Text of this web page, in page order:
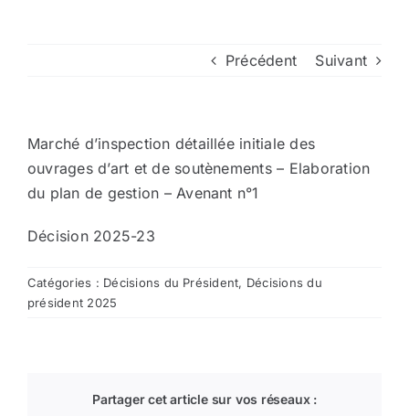
Nous contacter
Précédent Suivant
Marché d’inspection détaillée initiale des
ouvrages d’art et de soutènements – Elaboration
du plan de gestion – Avenant n°1
Décision 2025-23
Catégories : Décisions du Président, Décisions du
président 2025
Partager cet article sur vos réseaux :